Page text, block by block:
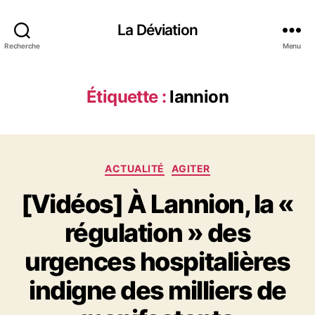
Recherche
La Déviation
Menu
Étiquette : lannion
C
é
g
o
r
i
e
s
ACTUALITÉ AGITER
[Vidéos] À Lannion, la «
régulation » des
urgences hospitalières
indigne des milliers de